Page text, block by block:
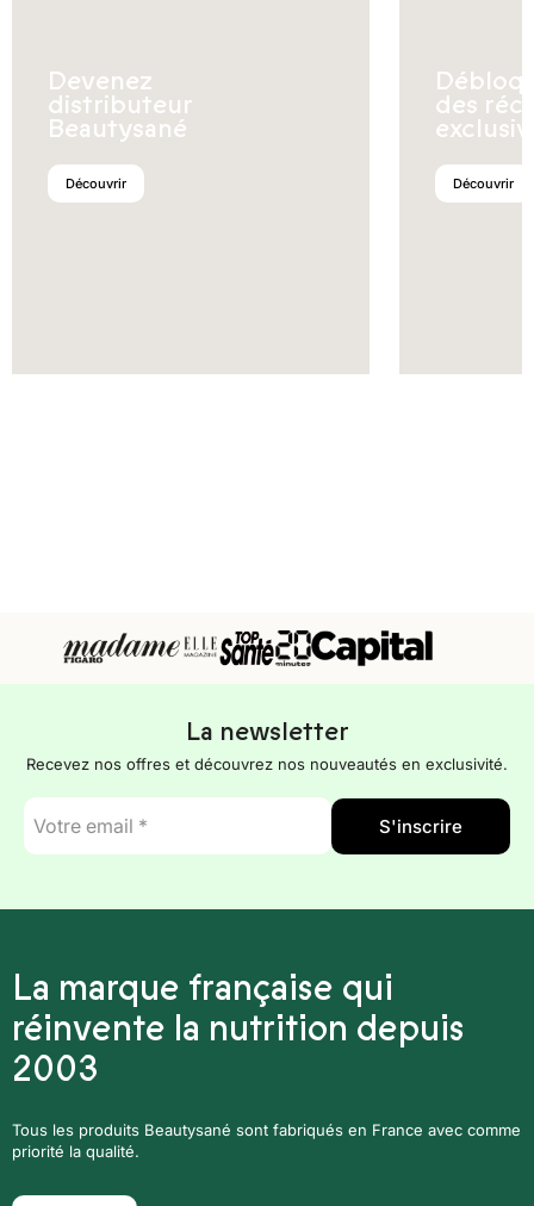
Devenez
distributeur
Beautysané
Découvrir
des
Découvrir
La newsletter
Recevez nos offres et découvrez nos nouveautés en exclusivité.
E-
mail
*
S'inscrire
La marque française qui
réinvente la nutrition depuis
2003
Tous les produits Beautysané sont fabriqués en France avec comme
priorité la qualité.